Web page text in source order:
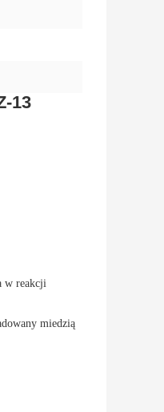
13
w reakcji
miedzią